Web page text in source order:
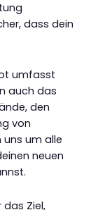
dass dein
umfasst
auch das
den
von
uns um alle
neuen
das Ziel,